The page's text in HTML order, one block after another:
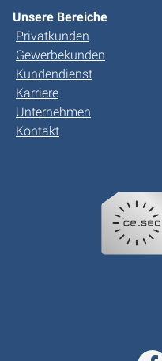
Unsere Bereiche
Privatkunden
Gewerbekunden
Kundendienst
Karriere
Unternehmen
Kontakt